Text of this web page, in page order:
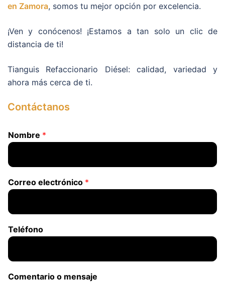
en Zamora, somos tu mejor opción por excelencia.
¡Ven y conócenos! ¡Estamos a tan solo un clic de
distancia de ti!
Tianguis Refaccionario Diésel: calidad, variedad y
ahora más cerca de ti.
Contáctanos
Nombre *
Correo electrónico *
Teléfono
Comentario o mensaje